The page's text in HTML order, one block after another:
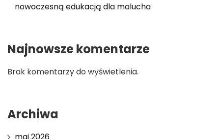
nowoczesną edukacją dla malucha
Najnowsze komentarze
Brak komentarzy do wyświetlenia.
Archiwa
maj 2026